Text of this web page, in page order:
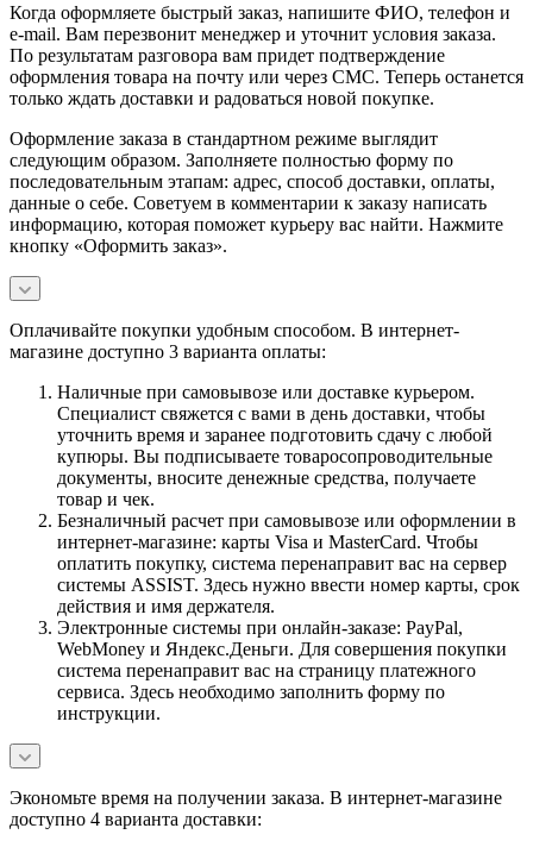
Когда оформляете быстрый заказ, напишите ФИО, телефон и
e-mail. Вам перезвонит менеджер и уточнит условия заказа.
По результатам разговора вам придет подтверждение
оформления товара на почту или через СМС. Теперь останется
только ждать доставки и радоваться новой покупке.
Оформление заказа в стандартном режиме выглядит
следующим образом. Заполняете полностью форму по
последовательным этапам: адрес, способ доставки, оплаты,
данные о себе. Советуем в комментарии к заказу написать
информацию, которая поможет курьеру вас найти. Нажмите
кнопку «Оформить заказ».
Оплачивайте покупки удобным способом. В интернет-
магазине доступно 3 варианта оплаты:
Наличные при самовывозе или доставке курьером.
Специалист свяжется с вами в день доставки, чтобы
уточнить время и заранее подготовить сдачу с любой
купюры. Вы подписываете товаросопроводительные
документы, вносите денежные средства, получаете
товар и чек.
Безналичный расчет при самовывозе или оформлении в
интернет-магазине: карты Visa и MasterCard. Чтобы
оплатить покупку, система перенаправит вас на сервер
системы ASSIST. Здесь нужно ввести номер карты, срок
действия и имя держателя.
Электронные системы при онлайн-заказе: PayPal,
WebMoney и Яндекс.Деньги. Для совершения покупки
система перенаправит вас на страницу платежного
сервиса. Здесь необходимо заполнить форму по
инструкции.
Экономьте время на получении заказа. В интернет-магазине
доступно 4 варианта доставки: